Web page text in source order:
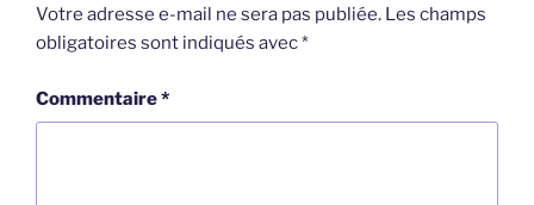
Votre adresse e-mail ne sera pas publiée. Les champs
obligatoires sont indiqués avec*
Commentaire*